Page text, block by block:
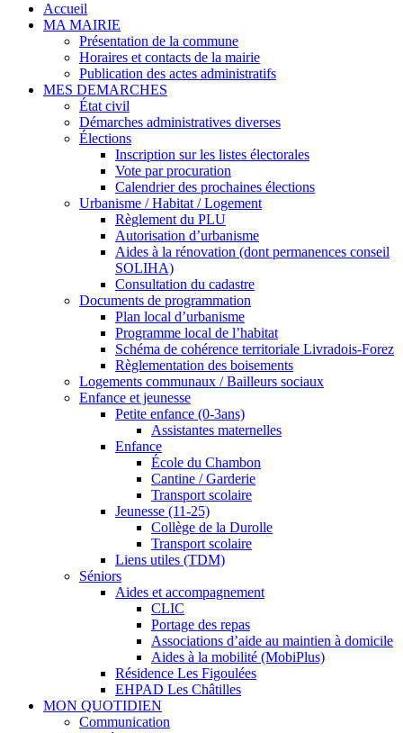
Accueil
MA MAIRIE
Présentation de la commune
Horaires et contacts de la mairie
Publication des actes administratifs
MES DEMARCHES
État civil
Démarches administratives diverses
Élections
Inscription sur les listes électorales
Vote par procuration
Calendrier des prochaines élections
Urbanisme / Habitat / Logement
Règlement du PLU
Autorisation d’urbanisme
Aides à la rénovation (dont permanences conseil
SOLIHA)
Consultation du cadastre
Documents de programmation
Plan local d’urbanisme
Programme local de l’habitat
Schéma de cohérence territoriale Livradois-Forez
Règlementation des boisements
Logements communaux / Bailleurs sociaux
Enfance et jeunesse
Petite enfance (0-3ans)
Assistantes maternelles
Enfance
École du Chambon
Cantine / Garderie
Transport scolaire
Jeunesse (11-25)
Collège de la Durolle
Transport scolaire
Liens utiles (TDM)
Séniors
Aides et accompagnement
CLIC
Portage des repas
Associations d’aide au maintien à domicile
Aides à la mobilité (MobiPlus)
Résidence Les Figoulées
EHPAD Les Châtilles
MON QUOTIDIEN
Communication